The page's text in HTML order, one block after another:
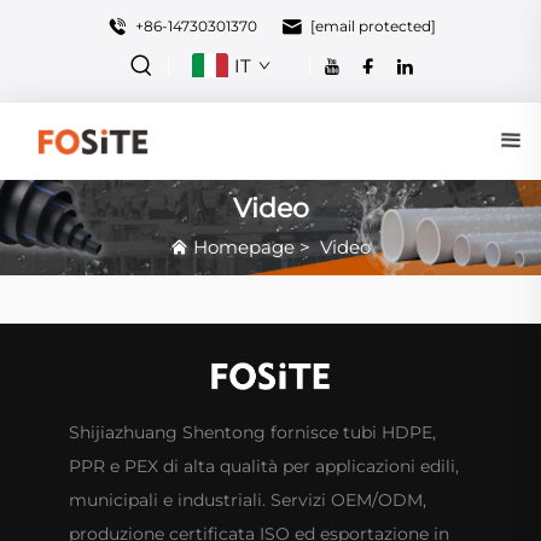
+86-14730301370 [email protected]
IT
Video
Homepage>Video
Shijiazhuang Shentong fornisce tubi HDPE,
PPR e PEX di alta qualità per applicazioni edili,
municipali e industriali. Servizi OEM/ODM,
produzione certificata ISO ed esportazione in